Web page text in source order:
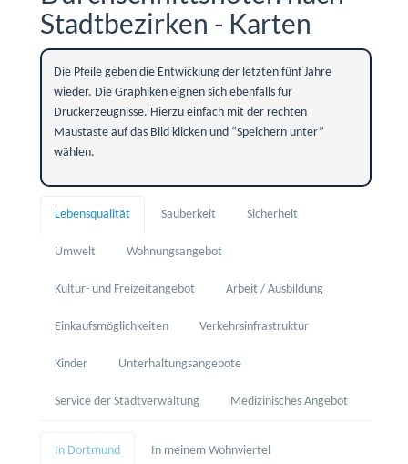
Stadtbezirken - Karten
Die Pfeile geben die Entwicklung der letzten fünf Jahre
wieder. Die Graphiken eignen sich ebenfalls für
Druckerzeugnisse. Hierzu einfach mit der rechten
Maustaste auf das Bild klicken und “Speichern unter”
wählen.
Lebensqualität Sauberkeit Sicherheit
Umwelt Wohnungsangebot
Kultur- und Freizeitangebot Arbeit / Ausbildung
Einkaufsmöglichkeiten Verkehrsinfrastruktur
Kinder Unterhaltungsangebote
Service der Stadtverwaltung Medizinisches Angebot
In Dortmund In meinem Wohnviertel